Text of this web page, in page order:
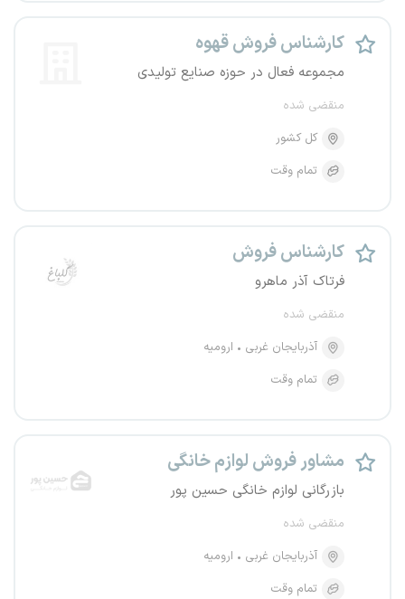
کارشناس فروش قهوه
مجموعه فعال در حوزه صنایع تولیدی
منقضی شده
کل کشور
تمام وقت
کارشناس فروش
فرتاک آذر ماهرو
منقضی شده
آذربایجان غربی
ارومیه
تمام وقت
مشاور فروش لوازم خانگی
بازرگانی لوازم خانگی حسین پور
منقضی شده
آذربایجان غربی
ارومیه
تمام وقت